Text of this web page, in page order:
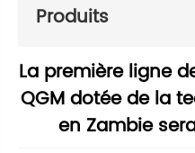
Produits
La première ligne
QGM dotée de la
en Zambie